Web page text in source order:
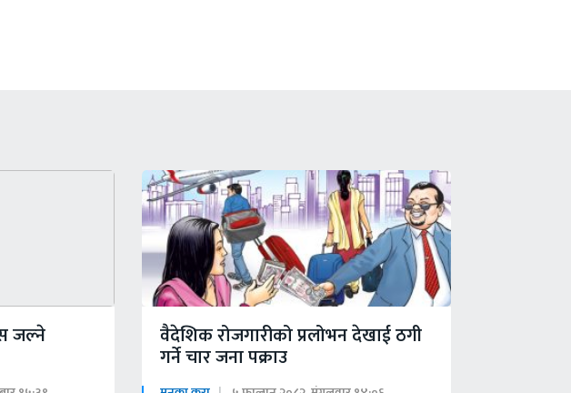
जल्ने वैदेशिक रोजगारीको प्रलोभन देखाई ठगी
गर्ने चार जना पक्राउ